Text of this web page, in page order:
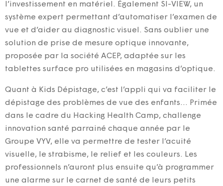
l’investissement en matériel. Également SI-VIEW, un
système expert permettant d’automatiser l’examen de
vue et d’aider au diagnostic visuel. Sans oublier une
solution de prise de mesure optique innovante,
proposée par la société ACEP, adaptée sur les
tablettes surface pro utilisées en magasins d’optique.
Quant à Kids Dépistage, c’est l’appli qui va faciliter le
dépistage des problèmes de vue des enfants… Primée
dans le cadre du Hacking Health Camp, challenge
innovation santé parrainé chaque année par le
Groupe VYV, elle va permettre de tester l’acuité
visuelle, le strabisme, le relief et les couleurs. Les
professionnels n’auront plus ensuite qu’à programmer
une alarme sur le carnet de santé de leurs petits